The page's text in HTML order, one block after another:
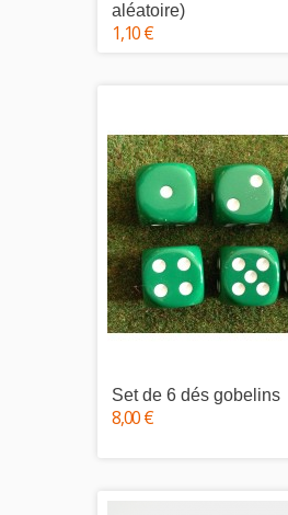
aléatoire)
1,10 €
Set de 6 dés gobelins
8,00 €